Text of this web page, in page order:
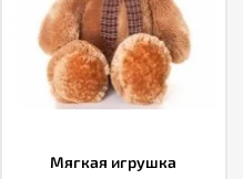
Мягкая игрушка